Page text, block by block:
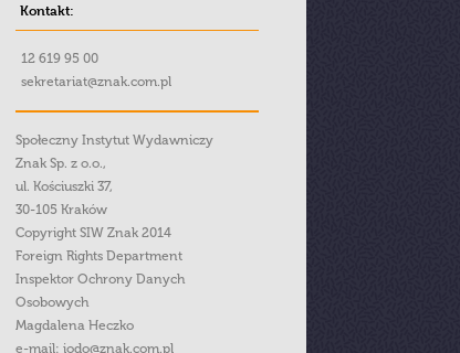
Kontakt:
12 619 95 00
sekretariat@znak.com.pl
Społeczny Instytut Wydawniczy
Znak Sp. z o.o.,
ul. Kościuszki 37,
30-105 Kraków
Copyright SIW Znak 2014
Foreign Rights Department
Inspektor Ochrony Danych
Osobowych
Magdalena Heczko
e-mail: iodo@znak.com.pl